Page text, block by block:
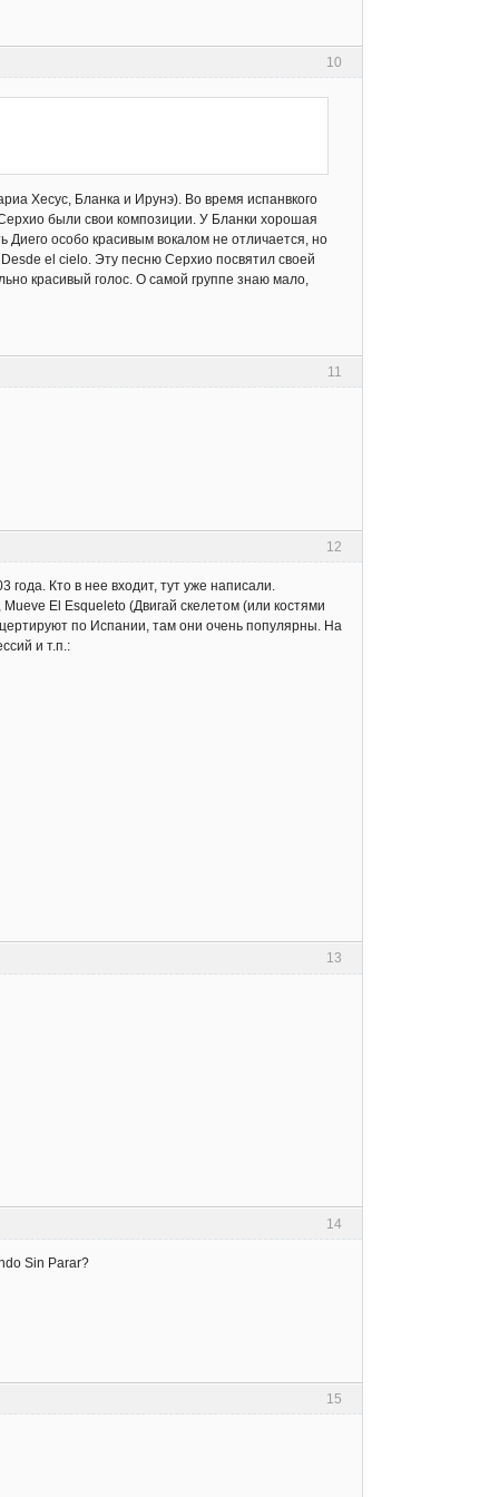
10
Хесус, Бланка и Ирунэ). Во время испанвкого
были свои композиции. У Бланки хорошая
Диего особо красивым вокалом не отличается, но
el cielo. Эту песню Серхио посвятил своей
красивый голос. О самой группе знаю мало,
11
12
года. Кто в нее входит, тут уже написали.
El Esqueleto (Двигай скелетом (или костями
по Испании, там они очень популярны. На
и т.п.:
13
14
Sin Parar?
15